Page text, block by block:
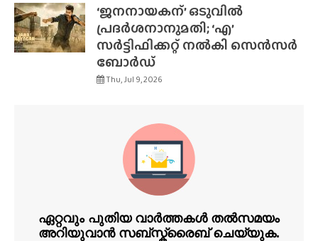
‘ജനനായകന്’ ഒടുവിൽ
പ്രദർശനാനുമതി; ‘എ’
സർട്ടിഫിക്കറ്റ് നൽകി സെൻസർ
ബോർഡ്
Thu, Jul 9, 2026
ഏറ്റവും പുതിയ വാർത്തകൾ തൽസമയം
അറിയുവാൻ സബ്സ്ക്രൈബ് ചെയ്യുക.